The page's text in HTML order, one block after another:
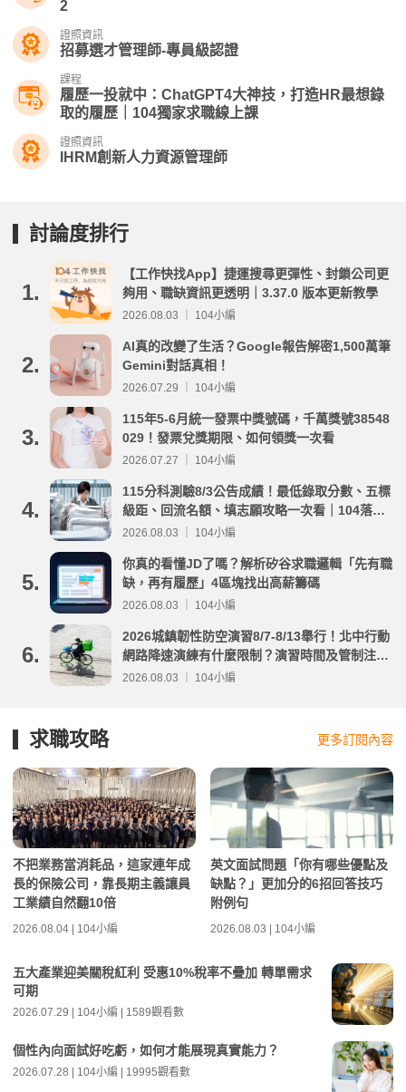
2
證照資訊
招募選才管理師-專員級認證
課程
履歷一投就中：ChatGPT4大神技，打造HR最想錄
取的履歷｜104獨家求職線上課
證照資訊
IHRM創新人力資源管理師
討論度排行
1.
【工作快找App】捷運搜尋更彈性、封鎖公司更
夠用、職缺資訊更透明｜3.37.0 版本更新教學
2026.08.03 ｜ 104小編
2.
AI真的改變了生活？Google報告解密1,500萬筆
Gemini對話真相！
2026.07.29 ｜ 104小編
3.
115年5-6月統一發票中獎號碼，千萬獎號38548
029！發票兌獎期限、如何領獎一次看
2026.07.27 ｜ 104小編
4.
115分科測驗8/3公告成績！最低錄取分數、五標
級距、回流名額、填志願攻略一次看｜104落點
分析
2026.08.03 ｜ 104小編
5.
你真的看懂JD了嗎？解析矽谷求職邏輯「先有職
缺，再有履歷」4區塊找出高薪籌碼
2026.08.03 ｜ 104小編
6.
2026城鎮韌性防空演習8/7-8/13舉行！北中行動
網路降速演練有什麼限制？演習時間及管制注意
事項整理
2026.08.03 ｜ 104小編
求職攻略 更多訂閱內容
不把業務當消耗品，這家連年成
長的保險公司，靠長期主義讓員
工業績自然翻10倍
2026.08.04 | 104小編
英文面試問題「你有哪些優點及
缺點？」更加分的6招回答技巧
附例句
2026.08.03 | 104小編
五大產業迎美關稅紅利 受惠10%稅率不疊加 轉單需求
可期
2026.07.29 | 104小編 | 1589觀看數
個性內向面試好吃虧，如何才能展現真實能力？
2026.07.28 | 104小編 | 19995觀看數